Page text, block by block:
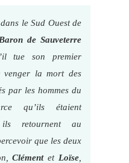
dans le Sud Ouest de
Baron de Sauveterre
tue son premier
la mort des
par les hommes du
qu’ils étaient
retournent au
que les deux
Clémentet Loïse